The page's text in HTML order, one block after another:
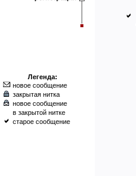
Легенда:
новое сообщение
закрытая нитка
новое сообщение
в закрытой нитке
старое сообщение